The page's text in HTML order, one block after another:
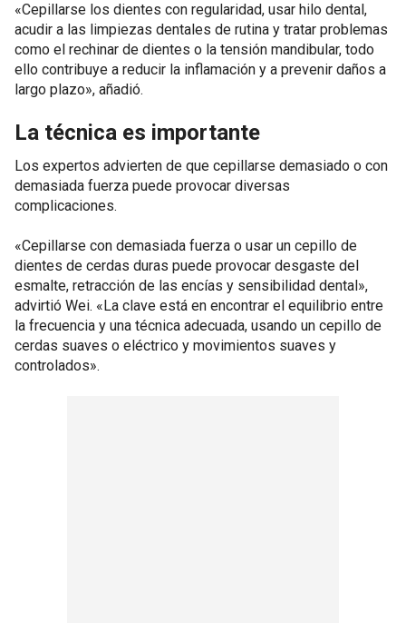
«Cepillarse los dientes con regularidad, usar hilo dental,
acudir a las limpiezas dentales de rutina y tratar problemas
como el rechinar de dientes o la tensión mandibular, todo
ello contribuye a reducir la inflamación y a prevenir daños a
largo plazo», añadió.
La técnica es importante
Los expertos advierten de que cepillarse demasiado o con
demasiada fuerza puede provocar diversas
complicaciones.
«Cepillarse con demasiada fuerza o usar un cepillo de
dientes de cerdas duras puede provocar desgaste del
esmalte, retracción de las encías y sensibilidad dental»,
advirtió Wei. «La clave está en encontrar el equilibrio entre
la frecuencia y una técnica adecuada, usando un cepillo de
cerdas suaves o eléctrico y movimientos suaves y
controlados».